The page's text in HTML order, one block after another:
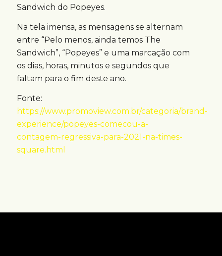
Sandwich do Popeyes.
Na tela imensa, as mensagens se alternam
entre “Pelo menos, ainda temos The
Sandwich”, “Popeyes” e uma marcação com
os dias, horas, minutos e segundos que
faltam para o fim deste ano.
Fonte:
https://www.promoview.com.br/categoria/brand-
experience/popeyes-comecou-a-
contagem-regressiva-para-2021-na-times-
square.html